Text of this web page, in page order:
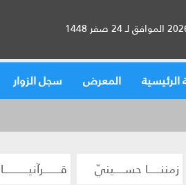
المعرض سجل الزوار
زمننــــــا حســـــينيّ